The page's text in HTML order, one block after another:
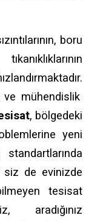
boru
mühendislik
, bölgedeki
yeni
siz de evinizde
tesisat
aradığınız